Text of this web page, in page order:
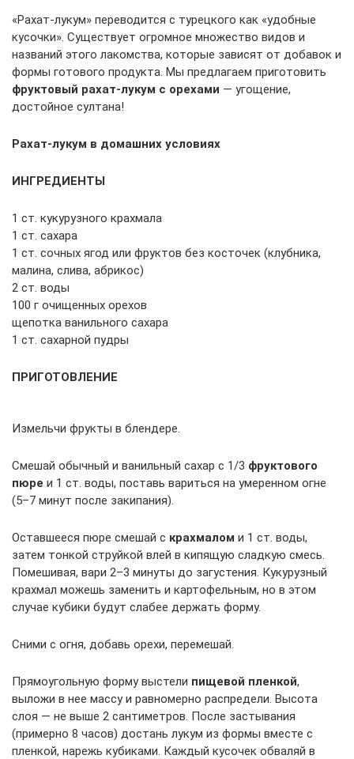
«Рахат-лукум» переводится с турецкого как «удобные
кусочки». Существует огромное множество видов и
названий этого лакомства, которые зависят от добавок и
формы готового продукта. Мы предлагаем приготовить
фруктовый рахат-лукум с орехами — угощение,
достойное султана!
Рахат-лукум в домашних условиях
ИНГРЕДИЕНТЫ
1 ст. кукурузного крахмала
1 ст. сахара
1 ст. сочных ягод или фруктов без косточек (клубника,
малина, слива, абрикос)
2 ст. воды
100 г очищенных орехов
щепотка ванильного сахара
1 ст. сахарной пудры
ПРИГОТОВЛЕНИЕ
Измельчи фрукты в блендере.
Смешай обычный и ванильный сахар с 1/3 фруктового
пюре и 1 ст. воды, поставь вариться на умеренном огне
(5–7 минут после закипания).
Оставшееся пюре смешай с крахмалом и 1 ст. воды,
затем тонкой струйкой влей в кипящую сладкую смесь.
Помешивая, вари 2–3 минуты до загустения. Кукурузный
крахмал можешь заменить и картофельным, но в этом
случае кубики будут слабее держать форму.
Сними с огня, добавь орехи, перемешай.
Прямоугольную форму выстели пищевой пленкой,
выложи в нее массу и равномерно распредели. Высота
слоя — не выше 2 сантиметров. После застывания
(примерно 8 часов) достань лукум из формы вместе с
пленкой, нарежь кубиками. Каждый кусочек обваляй в